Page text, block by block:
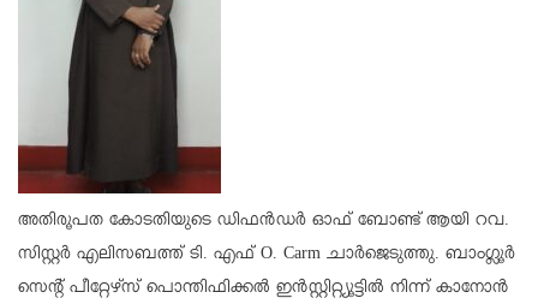
അതിരൂപത കോടതിയുടെ ഡിഫൻഡർ ഓഫ് ബോണ്ട് ആയി റവ.
സിസ്റ്റർ എലിസബത്ത് ടി. എഫ് O. Carm ചാർജെടുത്തു. ബാംഗ്ലൂർ
സെന്റ് പീറ്റേഴ്സ് പൊന്തിഫിക്കൽ ഇൻസ്റ്റിറ്റ്യൂട്ടിൽ നിന്ന് കാനോൻ